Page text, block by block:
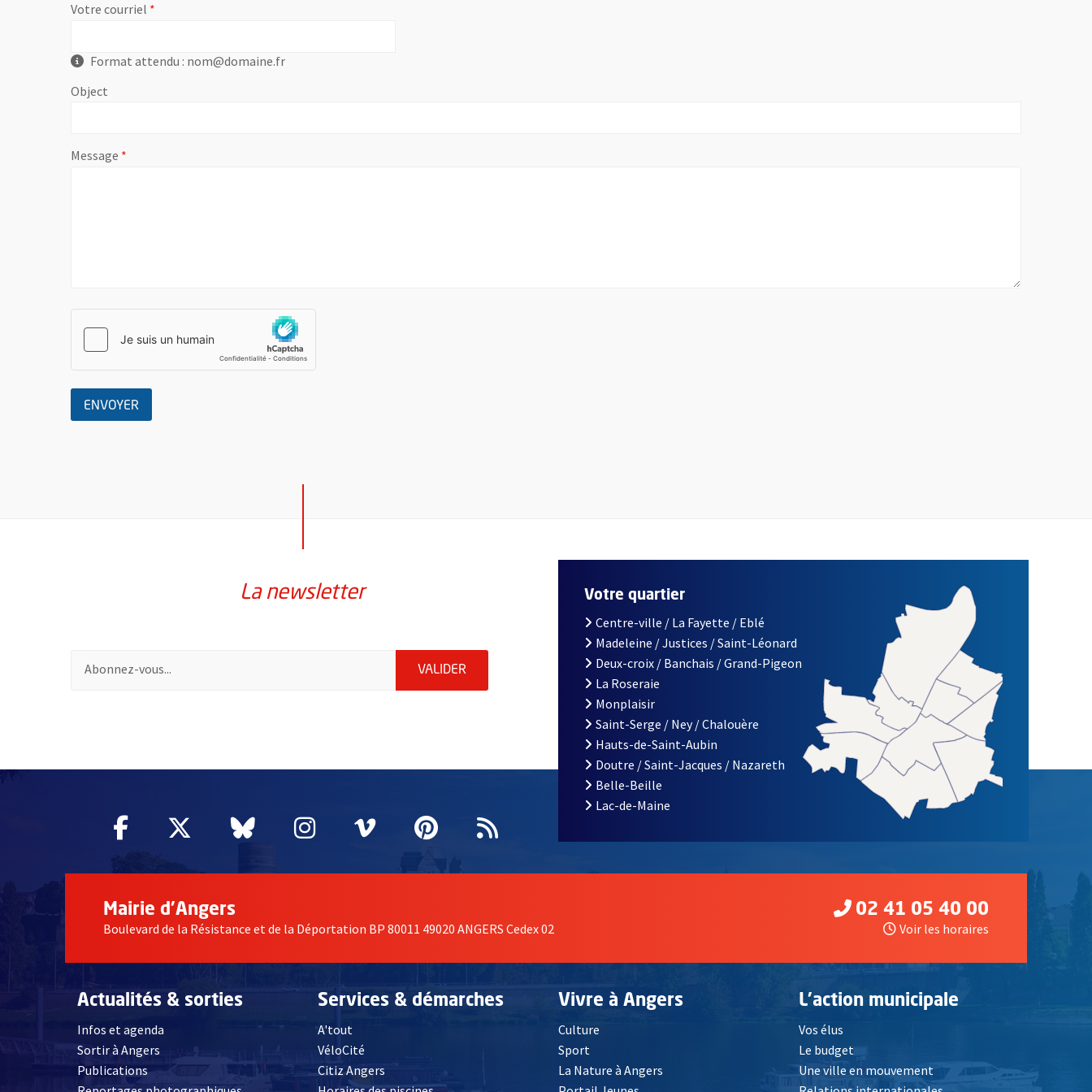
Votre courriel , champ obligatoire
Format attendu : nom@domaine.fr
Object
Message , champ obligatoire
ENVOYER
La newsletter
Pour vous inscrire à la lettre d'information de la ville d'Angers, indiquez votre email (champ obligatoire)
VALIDER ENVOYER MA DEMANDE D'INSCRIPTION À LA LETTRE D'INFORMATION DE LA VILLE D'ANGERS
Facebook
, Ouvre une nouvelle fenêtre
Twitter
, Ouvre une nouvelle fenêtre
Bluesky
, Ouvre une nouvelle fenêtre
Instagram
, Ouvre une nouvelle fenêtre
Vimeo
, Ouvre une nouvelle fenêtre
Pinterest
, Ouvre une nouvelle fenêtre
Flux RSS
Votre quartier
Centre-ville / La Fayette / Eblé
Madeleine / Justices / Saint-Léonard
Deux-croix / Banchais / Grand-Pigeon
La Roseraie
Monplaisir
Saint-Serge / Ney / Chalouère
Hauts-de-Saint-Aubin
Doutre / Saint-Jacques / Nazareth
Belle-Beille
Lac-de-Maine
Mairie d'Angers
Boulevard de la Résistance et de la Déportation BP 80011 49020 ANGERS Cedex 02
02 41 05 40 00
Voir les horaires
Actualités & sorties
Infos et agenda
Sortir à Angers
Publications
Services & démarches
A'tout
VéloCité
Citiz Angers , Ouvre une nouvelle fenêtre
Vivre à Angers
Culture
Sport
La Nature à Angers
L'action municipale
Vos élus
Le budget
Une ville en mouvement